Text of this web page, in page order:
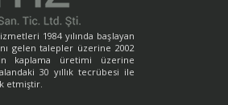
1984 yılında başlayan
gelen talepler üzerine 2002
kaplama üretimi üzerine
30 yıllık tecrübesi ile
etmiştir.